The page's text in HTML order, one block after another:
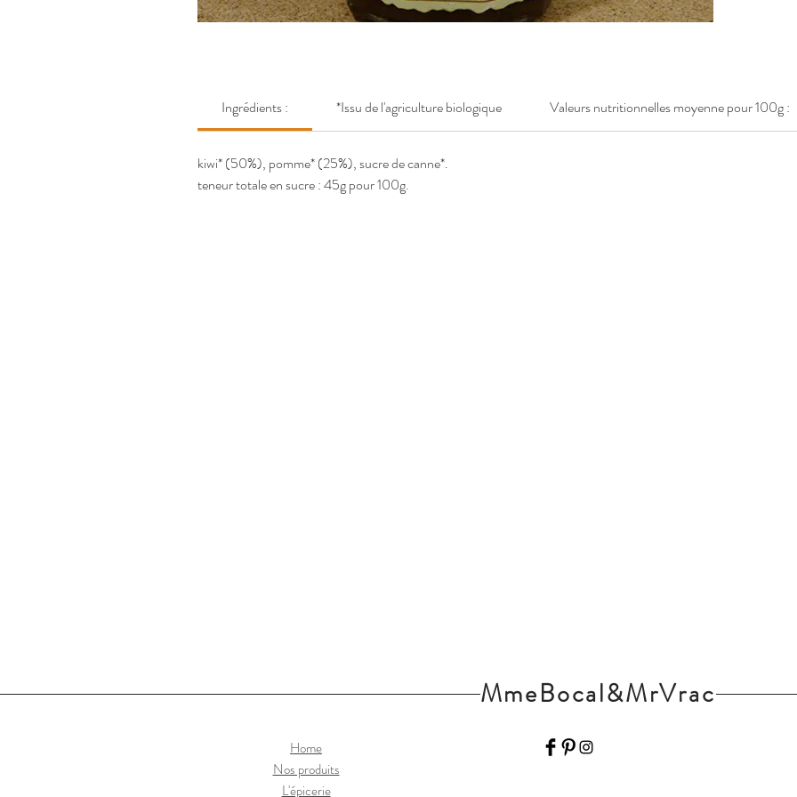
Ingrédients : *Issu de l'agriculture biologique Valeurs nutritionnelles moyenne pour 100g :
kiwi* (50%), pomme* (25%), sucre de canne*.
teneur totale en sucre : 45g pour 100g.
MmeBocal&MrVrac
Home
Nos produits
L'épicerie